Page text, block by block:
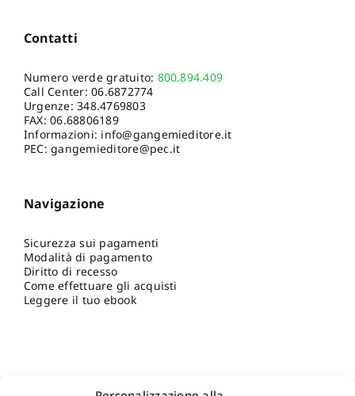
Contatti
Numero verde gratuito: 800.894.409
Call Center:06.6872774
Urgenze:348.4769803
FAX: 06.68806189
Informazioni: info@gangemieditore.it
PEC: gangemieditore@pec.it
Navigazione
Sicurezza sui pagamenti
Modalità di pagamento
Diritto di recesso
Come effettuare gli acquisti
Leggere il tuo ebook